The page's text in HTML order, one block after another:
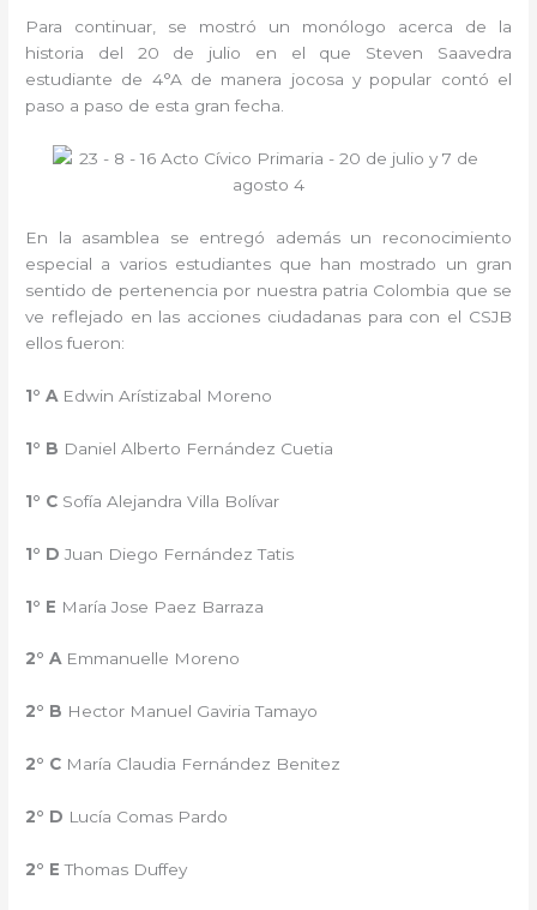
Para continuar, se mostró un monólogo acerca de la
historia del 20 de julio en el que Steven Saavedra
estudiante de 4°A de manera jocosa y popular contó el
paso a paso de esta gran fecha.
En la asamblea se entregó además un reconocimiento
especial a varios estudiantes que han mostrado un gran
sentido de pertenencia por nuestra patria Colombia que se
ve reflejado en las acciones ciudadanas para con el CSJB
ellos fueron:
1° A Edwin Arístizabal Moreno
1° B Daniel Alberto Fernández Cuetia
1° C Sofía Alejandra Villa Bolívar
1° D Juan Diego Fernández Tatis
1° E María Jose Paez Barraza
2° AEmmanuelle Moreno
2° B Hector Manuel Gaviria Tamayo
2° C María Claudia Fernández Benitez
2° D Lucía Comas Pardo
2° E Thomas Duffey